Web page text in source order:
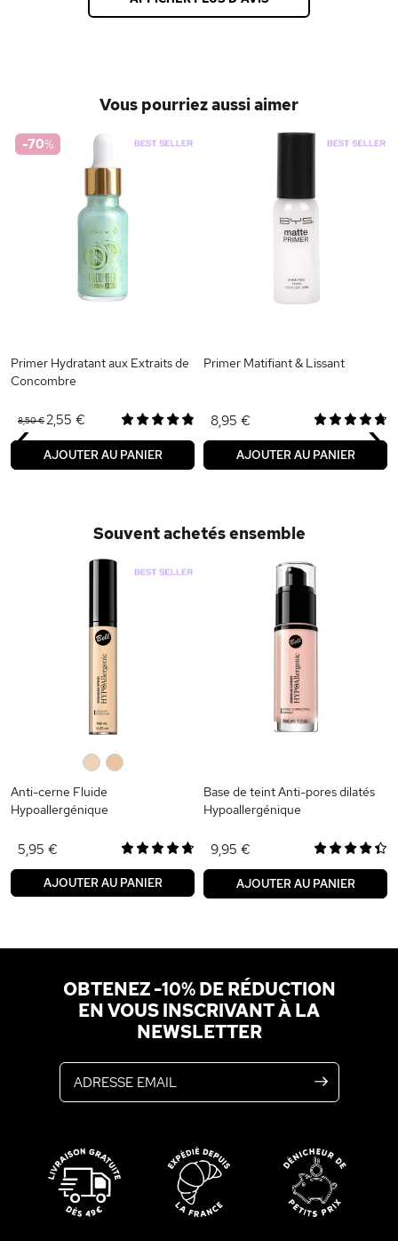
Vous pourriez aussi aimer
-70%
Primer Hydratant aux Extraits de
Concombre
8,50 €2,55 €
AJOUTER AU PANIER
Primer Matifiant & Lissant
8,95 €
AJOUTER AU PANIER
‹ ›
Souvent achetés ensemble
Anti-cerne Fluide
Hypoallergénique
5,95 €
AJOUTER AU PANIER
Base de teint Anti-pores dilatés
Hypoallergénique
9,95 €
AJOUTER AU PANIER
OBTENEZ -10% DE RÉDUCTION
EN VOUS INSCRIVANT À LA
NEWSLETTER